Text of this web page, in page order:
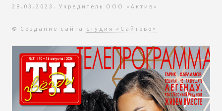
28.03.2023. Учредитель ООО «Актив»
© Создание сайта студия «Сайтово»